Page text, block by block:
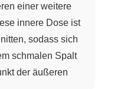
einer weitere
innere Dose ist
sodass sich
schmalen Spalt
der äußeren